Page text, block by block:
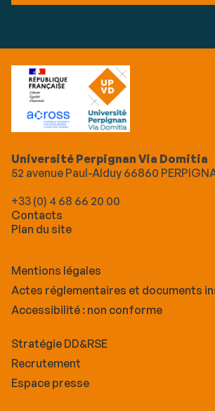
Université Perpignan Via Domitia
52 avenue Paul-Alduy 66860
+33 (0) 4 68 66 20 00
Contacts
Plan du site
Mentions légales
Actes réglementaires et documents
Accessibilité : non conforme
Stratégie DD&RSE
Recrutement
Espace presse